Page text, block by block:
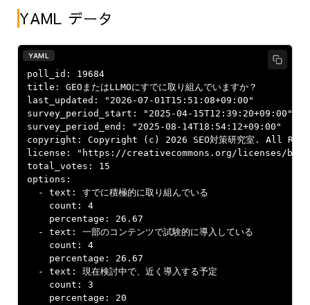
YAML データ
YAML
poll_id: 19684
title: GEOまたはLLMOにすでに取り組んでいますか？
last_updated: "2026-07-01T15:51:08+09:00"
survey_period_start: "2025-04-15T12:39:20+09:00"
survey_period_end: "2025-08-14T18:54:12+09:00"
copyright: Copyright (c) 2026 SEO対策研究室. All
license: "https://creativecommons.org/licenses/by/
total_votes: 15
options:
  - text: すでに積極的に取り組んでいる
    count: 4
    percentage: 26.67
  - text: 一部のコンテンツで試験的に導入している
    count: 4
    percentage: 26.67
  - text: 現在検討中で、近く導入する予定
    count: 3
    percentage: 20